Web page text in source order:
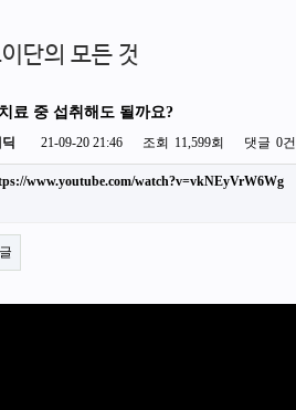
단의 모든 것
료 중 섭취해도 될까요?
21-09-20 21:46 조회 11,599회 댓글 0건
www.youtube.com/watch?v=vkNEyVrW6Wg